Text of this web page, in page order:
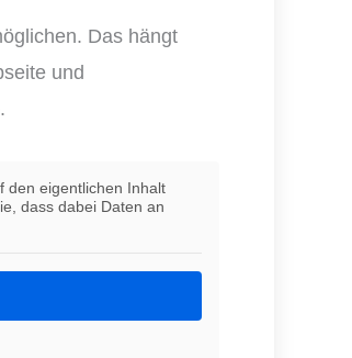
Das hängt
und
den eigentlichen Inhalt
dass dabei Daten an